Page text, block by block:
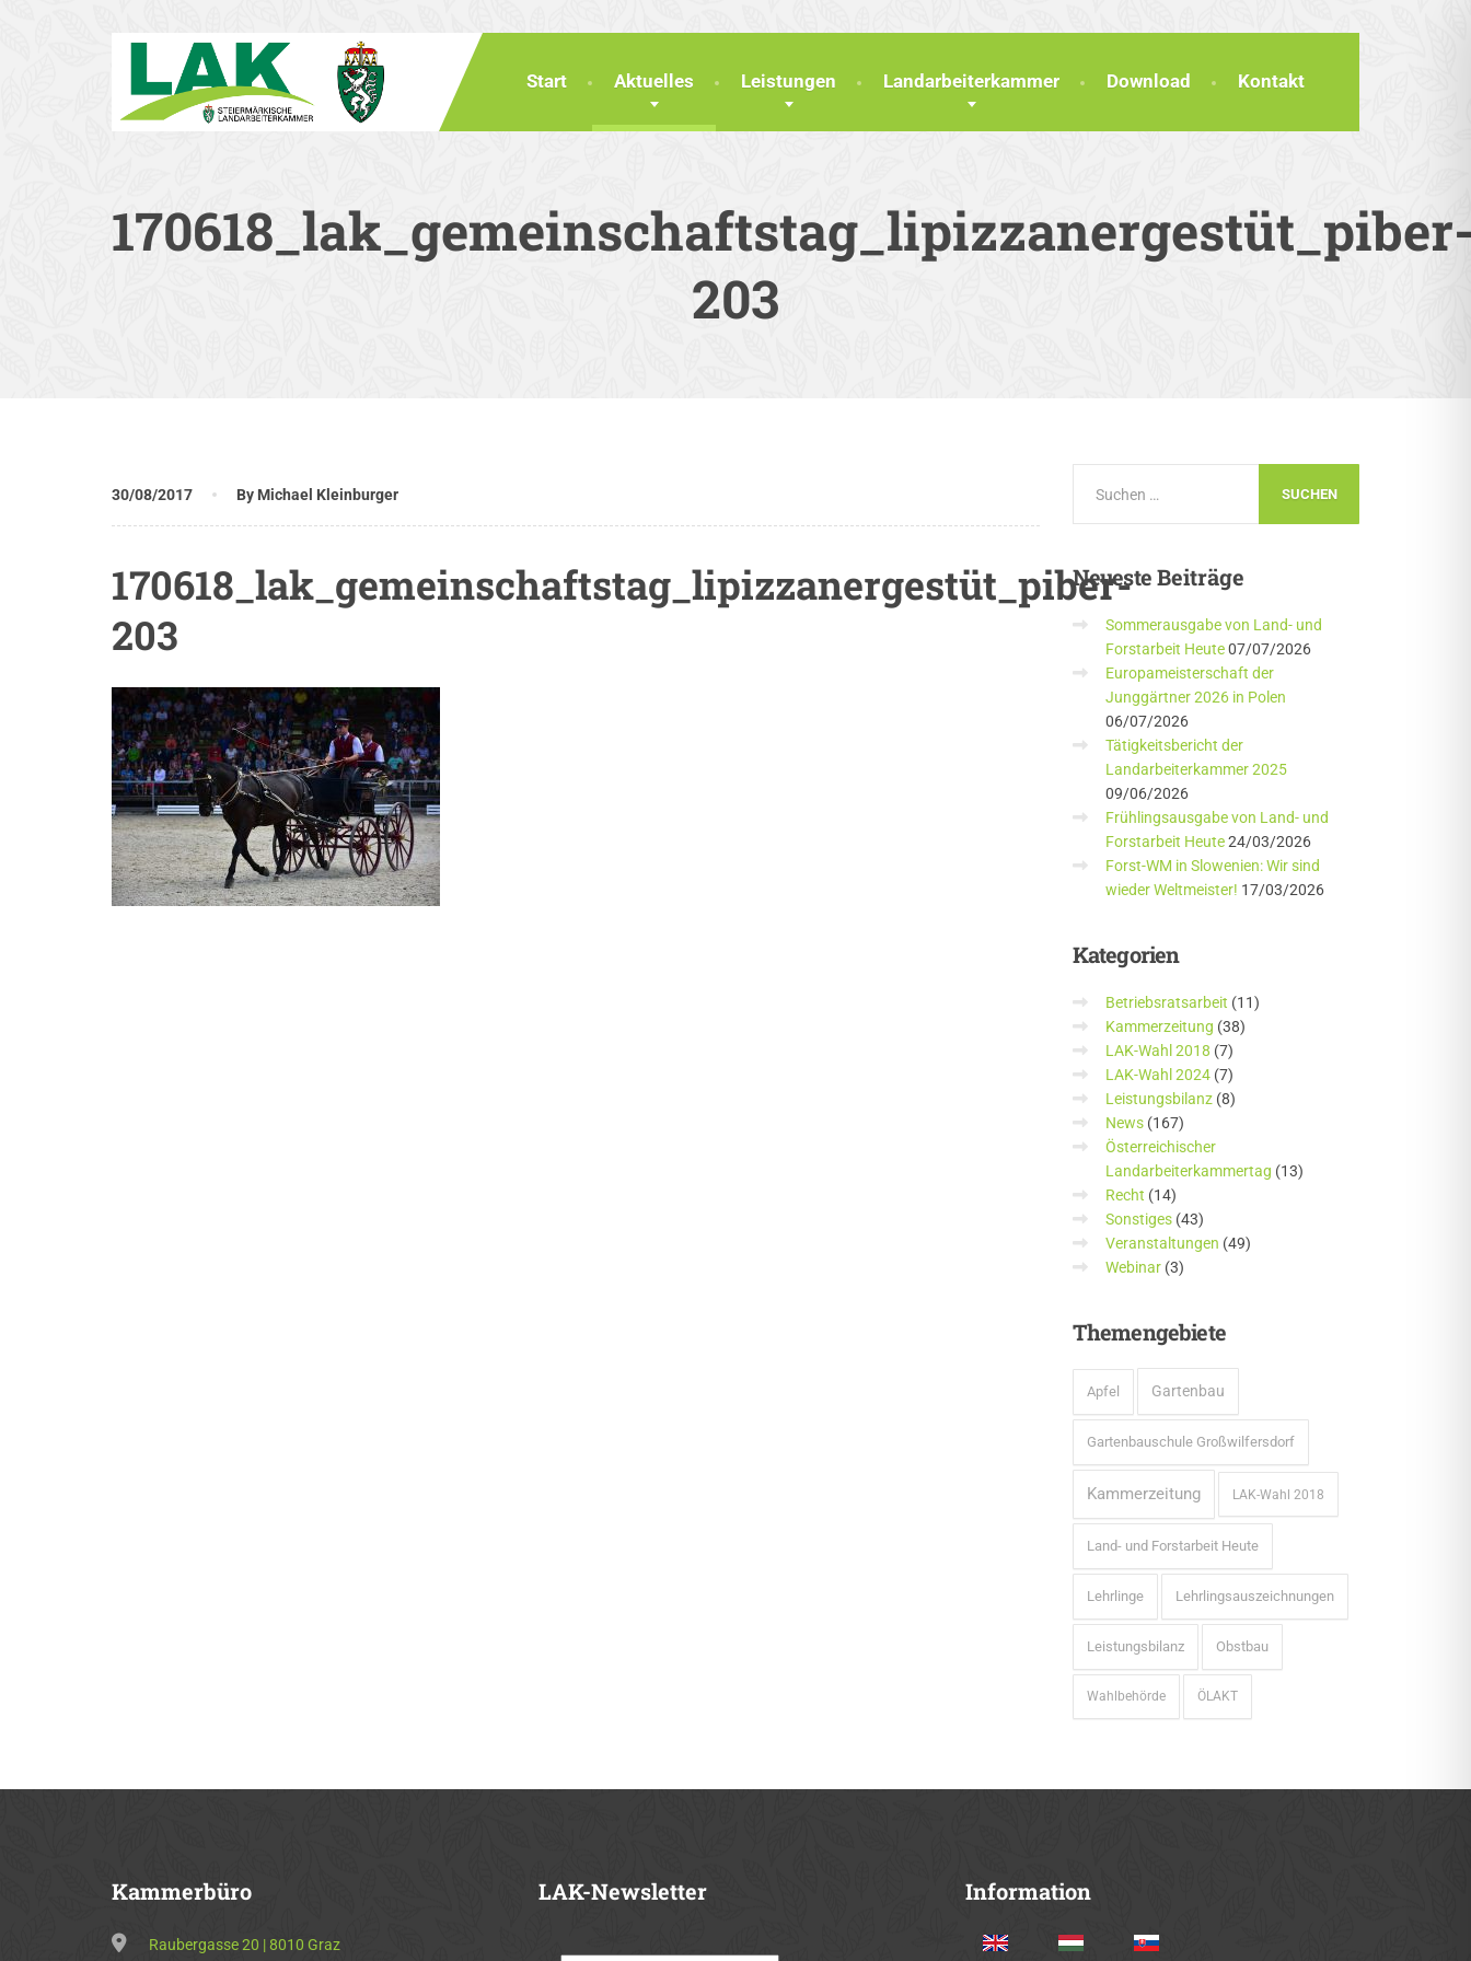
Start Aktuelles Leistungen Landarbeiterkammer Download Kontakt
203
30/08/2017 By Michael Kleinburger
170618_lak_gemeinschaftstag_lipizzanergestüt_piber-
203
NeuesteBeiträge
Sommerausgabe von Land- und
Forstarbeit Heute 07/07/2026
Europameisterschaft der
Junggärtner 2026 in Polen
06/07/2026
Tätigkeitsbericht der
Landarbeiterkammer 2025
09/06/2026
Frühlingsausgabe von Land- und
Forstarbeit Heute 24/03/2026
Forst-WM in Slowenien: Wir sind
wieder Weltmeister! 17/03/2026
Kategorien
Betriebsratsarbeit (11)
Kammerzeitung (38)
LAK-Wahl 2018 (7)
LAK-Wahl 2024(7)
Leistungsbilanz(8)
News(167)
Österreichischer
Landarbeiterkammertag (13)
Recht (14)
Sonstiges(43)
Veranstaltungen (49)
Webinar(3)
Themengebiete
Apfel Gartenbau
Gartenbauschule Großwilfersdorf
Kammerzeitung LAK-Wahl 2018
Land- und Forstarbeit Heute
Lehrlinge Lehrlingsauszeichnungen
Leistungsbilanz Obstbau
Wahlbehörde ÖLAKT
Kammerbüro
Raubergasse 20 | 8010 Graz
LAK-Newsletter Information